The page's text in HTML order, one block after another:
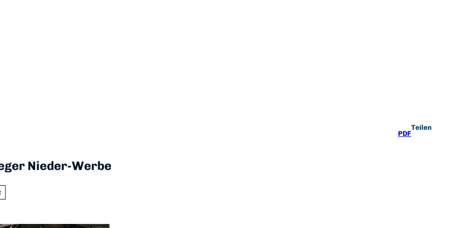
PDF
Teilen
Nieder-Werbe